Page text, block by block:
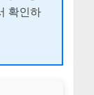
확인하